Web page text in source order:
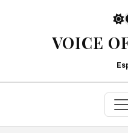
VOICE